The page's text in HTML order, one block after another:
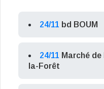
24/11 bd BOUM
24/11 Marché
la-Forêt